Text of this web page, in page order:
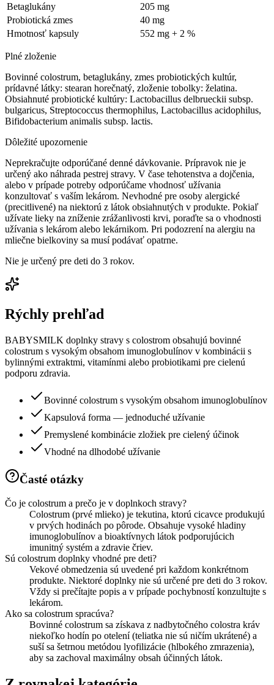
Betaglukány
205 mg
Probiotická zmes
40 mg
Hmotnosť kapsuly
552 mg + 2 %
Plné zloženie
Bovinné colostrum, betaglukány, zmes probiotických kultúr,
prídavné látky: stearan horečnatý, zloženie tobolky: želatina.
Obsiahnuté probiotické kultúry: Lactobacillus delbrueckii subsp.
bulgaricus, Streptococcus thermophilus, Lactobacillus acidophilus,
Bifidobacterium animalis subsp. lactis.
Dôležité upozornenie
Neprekračujte odporúčané denné dávkovanie. Prípravok nie je
určený ako náhrada pestrej stravy. V čase tehotenstva a dojčenia,
alebo v prípade potreby odporúčame vhodnosť užívania
konzultovať s vaším lekárom. Nevhodné pre osoby alergické
(precitlivené) na niektorú z látok obsiahnutých v produkte. Pokiaľ
užívate lieky na zníženie zrážanlivosti krvi, poraďte sa o vhodnosti
užívania s lekárom alebo lekárnikom. Pri podozrení na alergiu na
mliečne bielkoviny sa musí podávať opatrne.
Nie je určený pre deti do 3 rokov.
Rýchly prehľad
BABYSMILK doplnky stravy s colostrom obsahujú bovinné
colostrum s vysokým obsahom imunoglobulínov v kombinácii s
bylinnými extraktmi, vitamínmi alebo probiotikami pre cielenú
podporu zdravia.
Bovinné colostrum s vysokým obsahom imunoglobulínov
Kapsulová forma — jednoduché užívanie
Premyslené kombinácie zložiek pre cielený účinok
Vhodné na dlhodobé užívanie
Časté otázky
Čo je colostrum a prečo je v doplnkoch stravy?
Colostrum (prvé mlieko) je tekutina, ktorú cicavce produkujú
v prvých hodinách po pôrode. Obsahuje vysoké hladiny
imunoglobulínov a bioaktívnych látok podporujúcich
imunitný systém a zdravie čriev.
Sú colostrum doplnky vhodné pre deti?
Vekové obmedzenia sú uvedené pri každom konkrétnom
produkte. Niektoré doplnky nie sú určené pre deti do 3 rokov.
Vždy si prečítajte popis a v prípade pochybností konzultujte s
lekárom.
Ako sa colostrum spracúva?
Bovinné colostrum sa získava z nadbytočného colostra kráv
niekoľko hodín po otelení (teliatka nie sú ničím ukrátené) a
suší sa šetrnou metódou lyofilizácie (hlbokého zmrazenia),
aby sa zachoval maximálny obsah účinných látok.